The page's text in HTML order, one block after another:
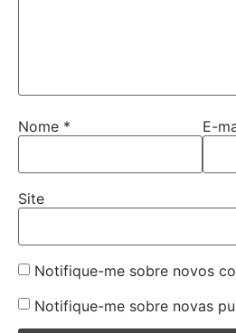
Nome * E-
Site
Notifique-me sobre novos
Notifique-me sobre novas